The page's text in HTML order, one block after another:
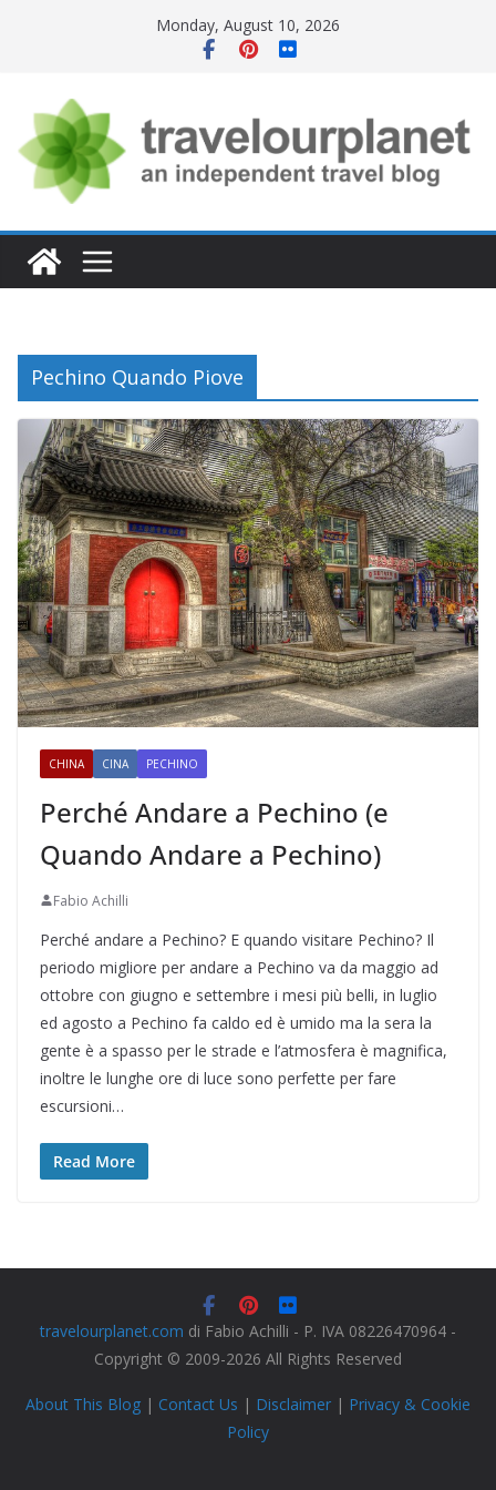
Monday, August 10, 2026
Pechino Quando Piove
CHINA CINA PECHINO
Perché Andare a Pechino (e
Quando Andare a Pechino)
Fabio Achilli
Perché andare a Pechino? E quando visitare Pechino? Il
periodo migliore per andare a Pechino va da maggio ad
ottobre con giugno e settembre i mesi più belli, in luglio
ed agosto a Pechino fa caldo ed è umido ma la sera la
gente è a spasso per le strade e l’atmosfera è magnifica,
inoltre le lunghe ore di luce sono perfette per fare
escursioni…
Read More
travelourplanet.com di Fabio Achilli - P. IVA 08226470964 -
Copyright © 2009-2026 All Rights Reserved
About This Blog | Contact Us | Disclaimer | Privacy & Cookie
Policy